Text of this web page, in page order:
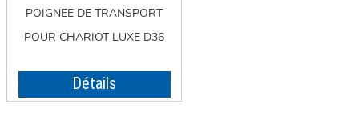
POIGNEE DE TRANSPORT
POUR CHARIOT LUXE D36
Détails